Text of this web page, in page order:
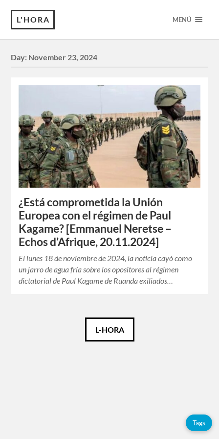
L'HORA MENÚ
Day: November 23, 2024
¿Está comprometida la Unión
Europea con el régimen de Paul
Kagame? [Emmanuel Neretse –
Echos d’Afrique, 20.11.2024]
El lunes 18 de noviembre de 2024, la noticia cayó como
un jarro de agua fría sobre los opositores al régimen
dictatorial de Paul Kagame de Ruanda exiliados…
L-HORA
Tags